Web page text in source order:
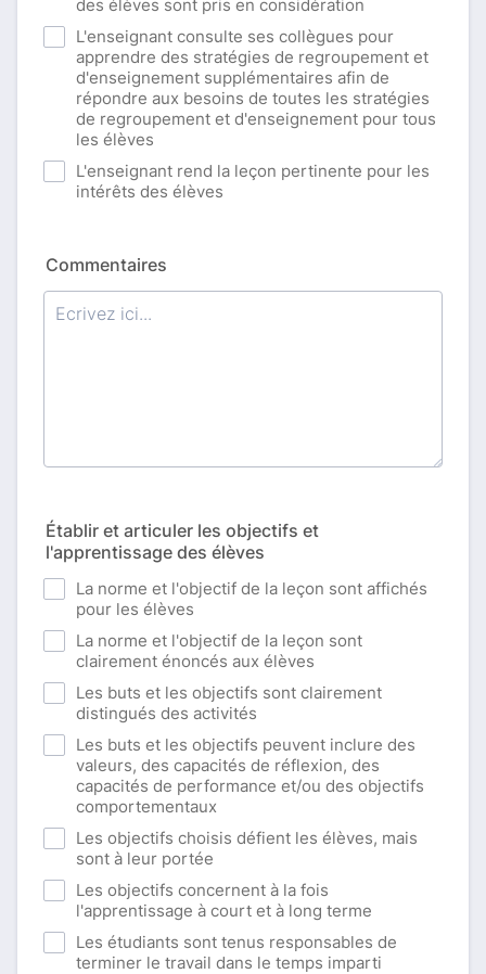
des élèves sont pris en considération
L'enseignant consulte ses collègues pour
apprendre des stratégies de regroupement et
d'enseignement supplémentaires afin de
répondre aux besoins de toutes les stratégies
de regroupement et d'enseignement pour tous
les élèves
L'enseignant rend la leçon pertinente pour les
intérêts des élèves
Commentaires
Établir et articuler les objectifs et
l'apprentissage des élèves
La norme et l'objectif de la leçon sont affichés
pour les élèves
La norme et l'objectif de la leçon sont
clairement énoncés aux élèves
Les buts et les objectifs sont clairement
distingués des activités
Les buts et les objectifs peuvent inclure des
valeurs, des capacités de réflexion, des
capacités de performance et/ou des objectifs
comportementaux
Les objectifs choisis défient les élèves, mais
sont à leur portée
Les objectifs concernent à la fois
l'apprentissage à court et à long terme
Les étudiants sont tenus responsables de
terminer le travail dans le temps imparti